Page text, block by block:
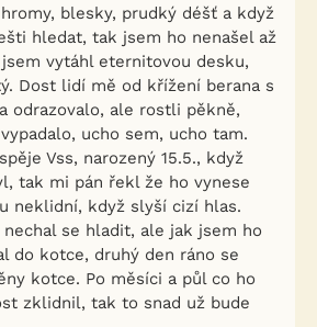
blesky, prudký déšť a když
hledat, tak jsem ho nenašel až
vytáhl eternitovou desku,
Dost lidí mě od křížení berana s
odrazovalo, ale rostli pěkně,
ucho sem, ucho tam.
Vss, narozený 15.5., když
tak mi pán řekl že ho vynese
neklidní, když slyší cizí hlas.
se hladit, ale jak jsem ho
do kotce, druhý den ráno se
kotce. Po měsíci a půl co ho
zklidnil, tak to snad už bude